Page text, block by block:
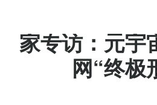
家专访：元宇
网“终极